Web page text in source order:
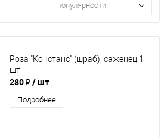
популярности
Роза "Констанс" (шраб), саженец 1
шт
280 ₽/ шт
Подробнее